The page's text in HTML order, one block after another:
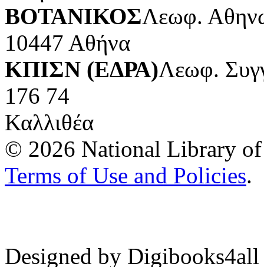
ΒΟΤΑΝΙΚΟΣΛεωφ.
10447 Αθήνα
ΚΠΙΣΝ (ΕΔΡΑ)Λεωφ.
176 74
Καλλιθέα
© 2026 National Library of
Terms of Use and Policies.
Designed by Digibooks4all